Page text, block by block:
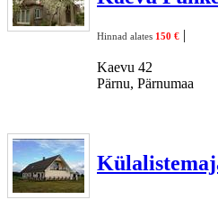
Hinnad alates 150 € |
Kaevu 42
Pärnu, Pärnumaa